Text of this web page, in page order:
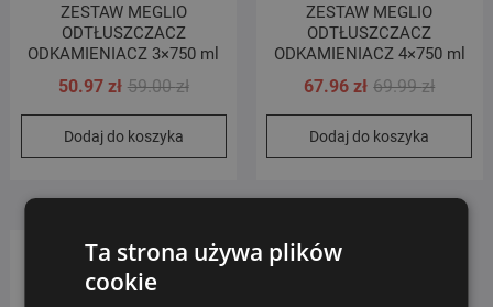
ZESTAW MEGLIO
ODTŁUSZCZACZ
ODKAMIENIACZ 3×750 ml
59.00złPierwotna
cena
59.00 zł.
50.97 zł
Aktualna
cena
50.97 zł.
Dodaj do koszyka
ZESTAW MEGLIO
ODTŁUSZCZACZ
ODKAMIENIACZ 4×750 ml
69.99zł
cena
69.99
67.96zł
cena
67.96
Dodaj do koszyka
Ta strona używa plików
cookie